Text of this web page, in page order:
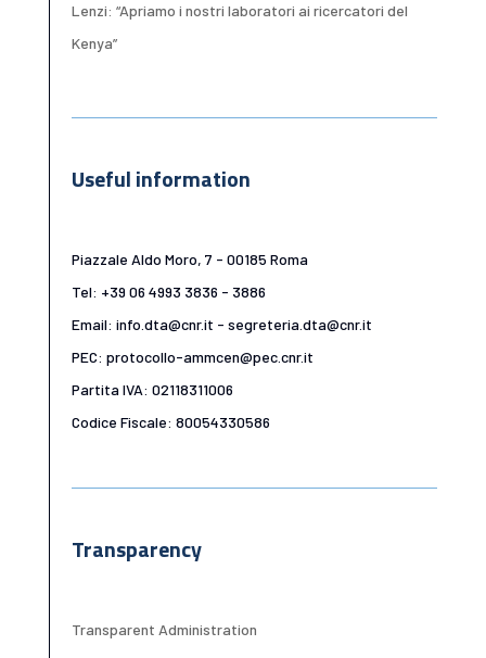
Lenzi: “Apriamo i nostri laboratori ai ricercatori del
Kenya”
Useful information
Piazzale Aldo Moro, 7 - 00185 Roma
Tel: +39 06 4993 3836 - 3886
Email: info.dta@cnr.it - segreteria.dta@cnr.it
PEC: protocollo-ammcen@pec.cnr.it
Partita IVA: 02118311006
Codice Fiscale: 80054330586
Transparency
Transparent Administration